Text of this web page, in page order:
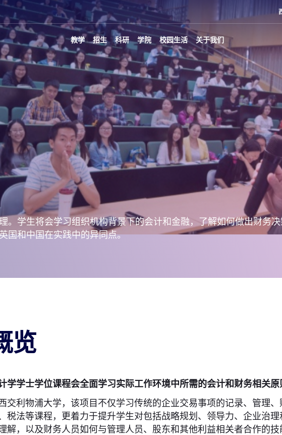
教学 招生 科研 学院 校园生活 关于我们
。学生将会学习组织机构背景下的会计和金融，了解如何做出财务决
国和中国在实践中的异同点。
览
学学士学位课程会全面学习实际工作环境中所需的会计和财务相关原
交利物浦大学，该项目不仅学习传统的企业交易事项的记录、管理
税法等课程，更着力于提升学生对包括战略规划、领导力、企业治
解，以及财务人员如何与管理人员、股东和其他利益相关者合作的技